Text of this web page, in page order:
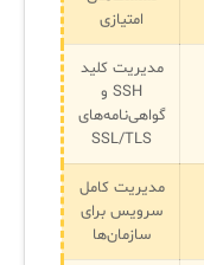
امتیازی
مدیریت کلید
SSH و
گواهی‌نامه‌های
SSL/TLS
مدیریت کامل
سرویس برای
سازمان‌ها